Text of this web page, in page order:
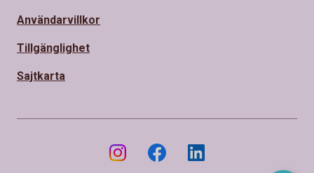
Användarvillkor
Tillgänglighet
Sajtkarta